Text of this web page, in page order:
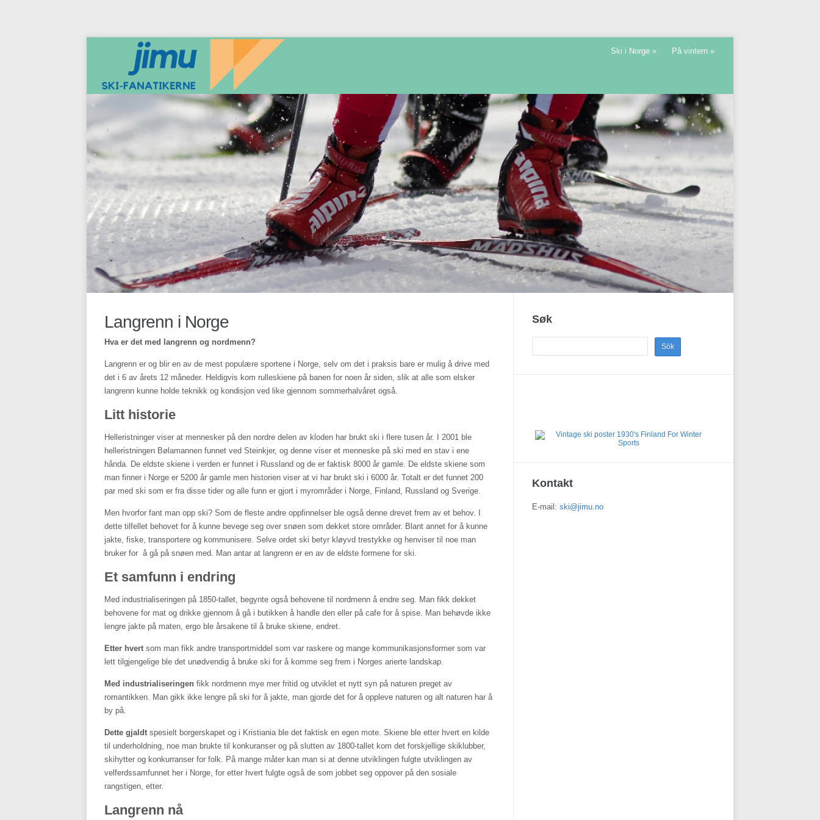
Ski i Norge » På vintern »
Langrenn i Norge
Hva er det med langrenn og nordmenn?
Langrenn er og blir en av de mest populære sportene i Norge, selv om det i praksis bare er mulig å drive med
det i 6 av årets 12 måneder. Heldigvis kom rulleskiene på banen for noen år siden, slik at alle som elsker
langrenn kunne holde teknikk og kondisjon ved like gjennom sommerhalvåret også.
Litt historie
Helleristninger viser at mennesker på den nordre delen av kloden har brukt ski i flere tusen år. I 2001 ble
helleristningen Bølamannen funnet ved Steinkjer, og denne viser et menneske på ski med en stav i ene
hånda. De eldste skiene i verden er funnet i Russland og de er faktisk 8000 år gamle. De eldste skiene som
man finner i Norge er 5200 år gamle men historien viser at vi har brukt ski i 6000 år. Totalt er det funnet 200
par med ski som er fra disse tider og alle funn er gjort i myrområder i Norge, Finland, Russland og Sverige.
Men hvorfor fant man opp ski? Som de fleste andre oppfinnelser ble også denne drevet frem av et behov. I
dette tilfellet behovet for å kunne bevege seg over snøen som dekket store områder. Blant annet for å kunne
jakte, fiske, transportere og kommunisere. Selve ordet ski betyr kløyvd trestykke og henviser til noe man
bruker for å gå på snøen med. Man antar at langrenn er en av de eldste formene for ski.
Et samfunn i endring
Med industrialiseringen på 1850-tallet, begynte også behovene til nordmenn å endre seg. Man fikk dekket
behovene for mat og drikke gjennom å gå i butikken å handle den eller på cafe for å spise. Man behøvde ikke
lengre jakte på maten, ergo ble årsakene til å bruke skiene, endret.
Etter hvert som man fikk andre transportmiddel som var raskere og mange kommunikasjonsformer som var
lett tilgjengelige ble det unødvendig å bruke ski for å komme seg frem i Norges arierte landskap.
Med industrialiseringen fikk nordmenn mye mer fritid og utviklet et nytt syn på naturen preget av
romantikken. Man gikk ikke lengre på ski for å jakte, man gjorde det for å oppleve naturen og alt naturen har å
by på.
Dette gjaldt spesielt borgerskapet og i Kristiania ble det faktisk en egen mote. Skiene ble etter hvert en kilde
til underholdning, noe man brukte til konkuranser og på slutten av 1800-tallet kom det forskjellige skiklubber,
skihytter og konkurranser for folk. På mange måter kan man si at denne utviklingen fulgte utviklingen av
velferdssamfunnet her i Norge, for etter hvert fulgte også de som jobbet seg oppover på den sosiale
rangstigen, etter.
Langrenn nå
Søk
Kontakt
E-mail: ski@jimu.no